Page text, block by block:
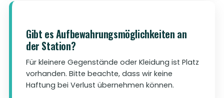
Gibt es Aufbewahrungsmöglichkeiten an
der Station?
Für kleinere Gegenstände oder Kleidung ist Platz
vorhanden. Bitte beachte, dass wir keine
Haftung bei Verlust übernehmen können.